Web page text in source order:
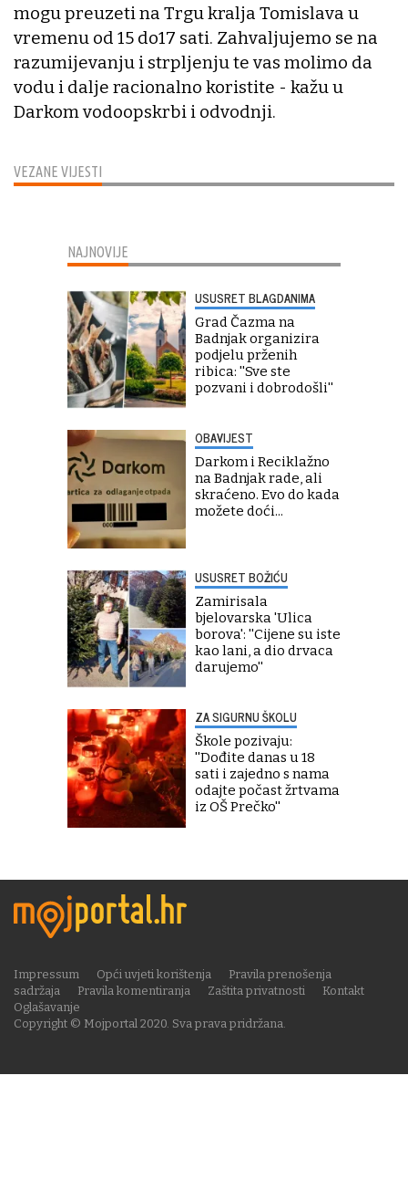
VEZANE VIJESTI
mogu preuzeti na Trgu kralja Tomislava u
vremenu od 15 do17 sati. Zahvaljujemo se na
razumijevanju i strpljenju te vas molimo da
vodu i dalje racionalno koristite - kažu u
Darkom vodoopskrbi i odvodnji.
NAJNOVIJE
USUSRET BLAGDANIMA
Grad Čazma na
Badnjak organizira
podjelu prženih
ribica: ''Sve ste
pozvani i dobrodošli''
OBAVIJEST
Darkom i Reciklažno
na Badnjak rade, ali
skraćeno. Evo do kada
možete doći...
USUSRET BOŽIĆU
Zamirisala
bjelovarska 'Ulica
borova': ''Cijene su iste
kao lani, a dio drvaca
darujemo''
ZA SIGURNU ŠKOLU
Škole pozivaju:
''Dođite danas u 18
sati i zajedno s nama
odajte počast žrtvama
iz OŠ Prečko''
Copyright © Mojportal 2020. Sva prava pridržana.
Impressum Opći uvjeti korištenja
Pravila prenošenja
sadržaja
Pravila komentiranja Zaštita privatnosti
Kontakt
Oglašavanje